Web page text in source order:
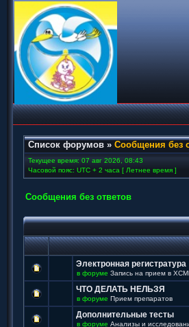
Список форумов » Сообщения без
Текущее время: 07 авг 2026, 08:43
Часовой пояс: UTC + 2 часа [ Летнее время ]
Сообщения без ответов
Электронная регистратура
в форуме Запись на прием в
ЧТО ДЕЛАТЬ НЕЛЬЗЯ
в форуме Прием препаратов
Дополнительные тесты
в форуме Анализы и